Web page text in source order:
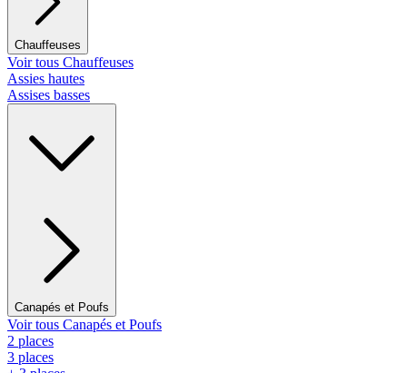
Chauffeuses
Voir tous Chauffeuses
Assies hautes
Assises basses
Canapés et Poufs
Voir tous Canapés et Poufs
2 places
3 places